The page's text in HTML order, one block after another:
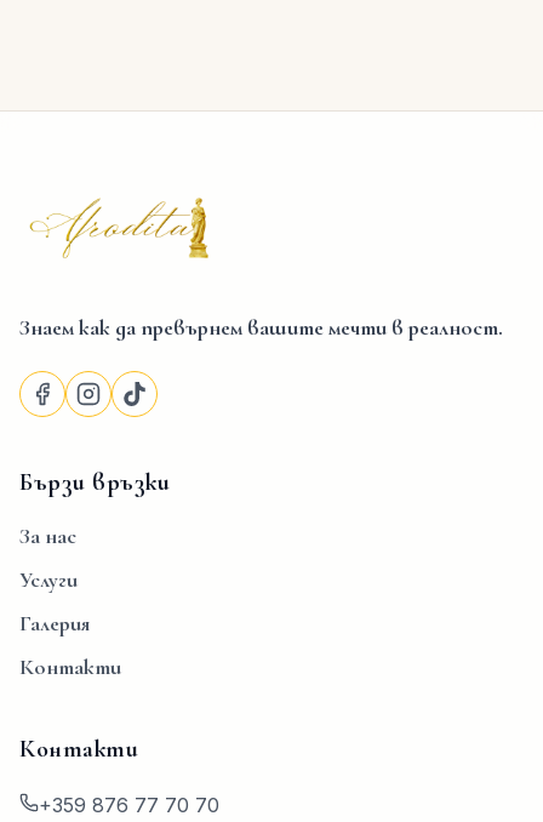
Afrodita Events Hall
Знаем как да превърнем вашите мечти в реалност.
Бързи връзки
За нас
Услуги
Галерия
Контакти
Контакти
+359 876 77 70 70